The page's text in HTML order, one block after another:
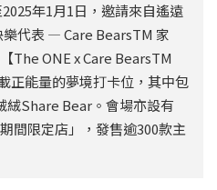
年1月1日，邀請來自遙遠
代表 — Care BearsTM 家
The ONE x Care BearsTM
正能量的夢境打卡位，其中包
絨Share Bear。會場亦設有
間限定店」，發售逾300款主